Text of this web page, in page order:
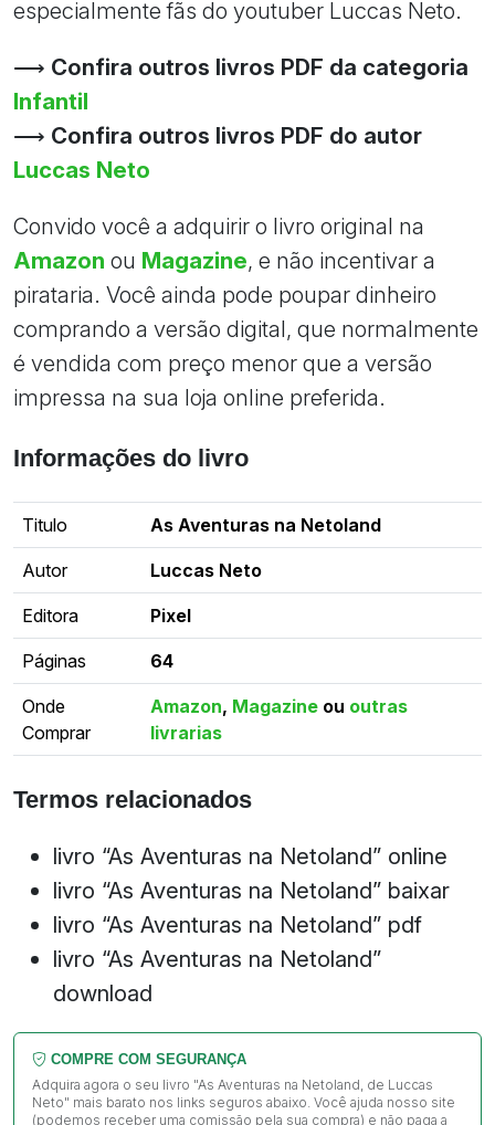
especialmente fãs do youtuber Luccas Neto.
⟶ Confira outros livros PDF da categoria
Infantil
⟶ Confira outros livros PDF do autor
Luccas Neto
Convido você a adquirir o livro original na
Amazon ou Magazine, e não incentivar a
pirataria. Você ainda pode poupar dinheiro
comprando a versão digital, que normalmente
é vendida com preço menor que a versão
impressa na sua loja online preferida.
Informações do livro
Titulo As Aventuras na Netoland
Autor Luccas Neto
Editora Pixel
Páginas 64
Onde
Comprar
Amazon, Magazine ou outras
livrarias
Termos relacionados
livro “As Aventuras na Netoland” online
livro “As Aventuras na Netoland” baixar
livro “As Aventuras na Netoland” pdf
livro “As Aventuras na Netoland”
download
COMPRE COM SEGURANÇA
Adquira agora o seu livro "As Aventuras na Netoland, de Luccas
Neto" mais barato nos links seguros abaixo. Você ajuda nosso site
(podemos receber uma comissão pela sua compra) e não paga a